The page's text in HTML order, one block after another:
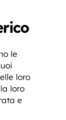
le
loro
loro
e